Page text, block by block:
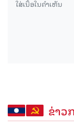
ຂ່າວ